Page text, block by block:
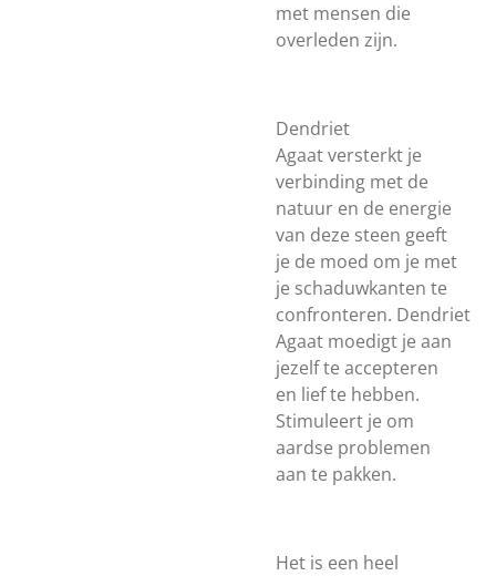
met mensen die
overleden zijn.
Dendriet
Agaat versterkt je
verbinding met de
natuur en de energie
van deze steen geeft
je de moed om je met
je schaduwkanten te
confronteren. Dendriet
Agaat moedigt je aan
jezelf te accepteren
en lief te hebben.
Stimuleert je om
aardse problemen
aan te pakken.
Het is een heel